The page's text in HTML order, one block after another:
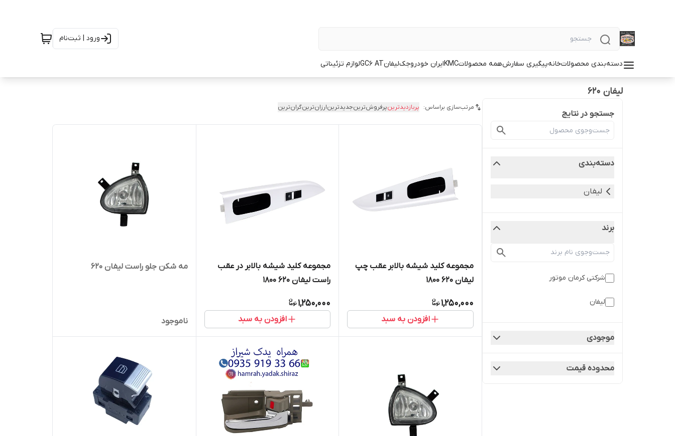
ورود | ثبت‌نام
دسته‌بندی محصولاتخانهپیگیری سفارشهمه محصولاتKMCایران خودروجکلیفانGC6 ATلوازم تزئیناتی
لیفان 620
جستجو در نتایج
دسته‌بندی
لیفان
برند
شرکتی کرمان موتور
لیفان
موجودی
محدوده قیمت
مرتب‌سازی براساس: پربازدیدترینپرفروش‌ترینجدیدترینارزان‌ترینگران‌ترین
مجموعه کلید شیشه بالابر عقب چپ
لیفان 620 1800
1,250,000
افزودن به سبد
مجموعه کلید شیشه بالابر در عقب
راست لیفان 620 1800
1,250,000
افزودن به سبد
مه شکن جلو راست لیفان 620
ناموجود